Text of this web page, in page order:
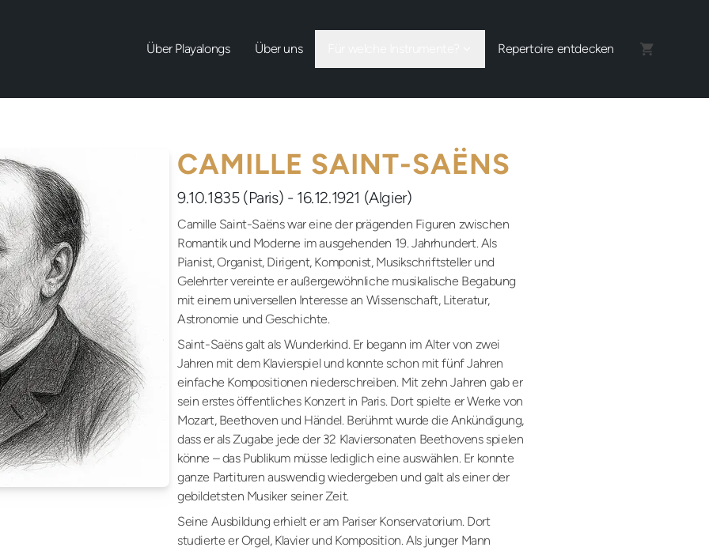
Über Playalongs Über uns Repertoire entdecken
CAMILLE SAINT-SAËNS
9.10.1835 (Paris) - 16.12.1921 (Algier)
Camille Saint-Saëns war eine der prägenden Figuren zwischen
Romantik und Moderne im ausgehenden 19. Jahrhundert. Als
Pianist, Organist, Dirigent, Komponist, Musikschriftsteller und
Gelehrter vereinte er außergewöhnliche musikalische Begabung
mit einem universellen Interesse an Wissenschaft, Literatur,
Astronomie und Geschichte.
Saint-Saëns galt als Wunderkind. Er begann im Alter von zwei
Jahren mit dem Klavierspiel und konnte schon mit fünf Jahren
einfache Kompositionen niederschreiben. Mit zehn Jahren gab er
sein erstes öffentliches Konzert in Paris. Dort spielte er Werke von
Mozart, Beethoven und Händel. Berühmt wurde die Ankündigung,
dass er als Zugabe jede der 32 Klaviersonaten Beethovens spielen
könne – das Publikum müsse lediglich eine auswählen. Er konnte
ganze Partituren auswendig wiedergeben und galt als einer der
gebildetsten Musiker seiner Zeit.
Seine Ausbildung erhielt er am Pariser Konservatorium. Dort
studierte er Orgel, Klavier und Komposition. Als junger Mann